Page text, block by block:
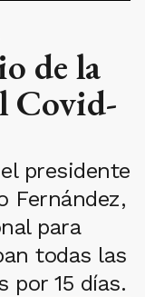
de la
Covid-
presidente
Fernández,
para
todas las
por 15 días.